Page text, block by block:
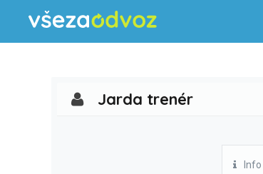
Jarda trenér
Info